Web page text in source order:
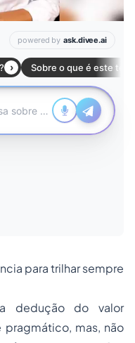
para trilhar sempre
dedução do valor
mas, não